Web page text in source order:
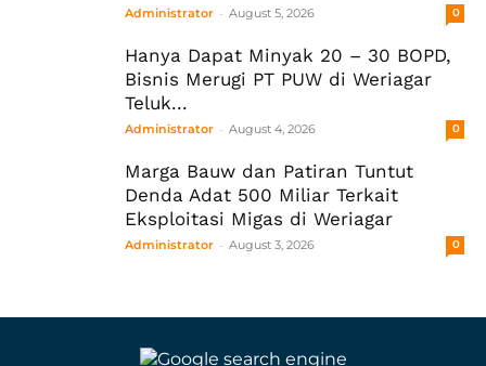
Administrator - August 5, 2026 0
Hanya Dapat Minyak 20 – 30 BOPD,
Bisnis Merugi PT PUW di Weriagar
Teluk...
Administrator - August 4, 2026 0
Marga Bauw dan Patiran Tuntut
Denda Adat 500 Miliar Terkait
Eksploitasi Migas di Weriagar
Administrator - August 3, 2026 0